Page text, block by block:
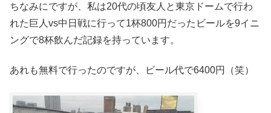
ちなみにですが、私は20代の頃友人と東京ドームで行わ
れた巨人vs中日戦に行って1杯800円だったビールを9イニ
ングで8杯飲んだ記録を持っています。
あれも無料で行ったのですが、ビール代で6400円（笑）